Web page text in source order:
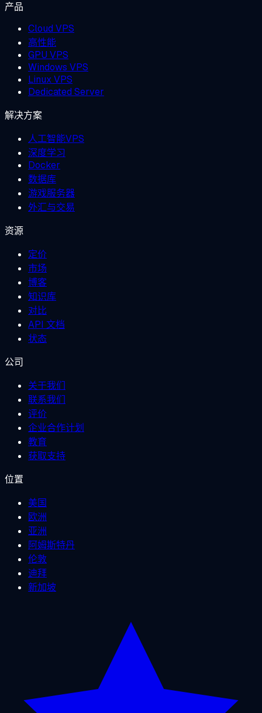
产品
Cloud VPS
高性能
GPU VPS
Windows VPS
Linux VPS
Dedicated Server
解决方案
人工智能VPS
深度学习
Docker
数据库
游戏服务器
外汇与交易
资源
定价
市场
博客
知识库
对比
API 文档
状态
公司
关于我们
联系我们
评价
企业合作计划
教育
获取支持
位置
美国
欧洲
亚洲
阿姆斯特丹
伦敦
迪拜
新加坡